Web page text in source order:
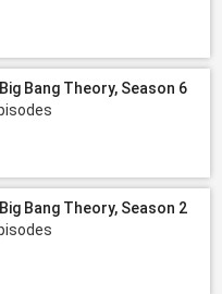
Bang Theory, Season 6
Bang Theory, Season 2